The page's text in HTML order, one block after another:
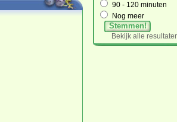
90 - 120 minuten
Nog meer
Stemmen!
Bekijk alle